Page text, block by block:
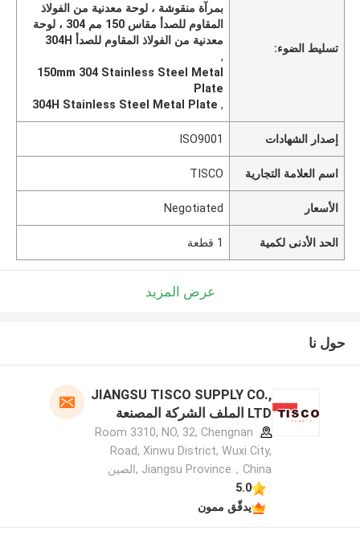
تسليط الضوء:
بمرآة منقوشة ، لوحة معدنية من الفولاذ
المقاوم للصدأ مقاس 150 مم 304 ، لوحة
معدنية من الفولاذ المقاوم للصدأ 304H
,
150mm 304 Stainless Steel Metal
Plate
,
304H Stainless Steel Metal Plate
إصدار الشهادات ISO9001
اسم العلامة التجارية TISCO
الأسعار Negotiated
الحد الأدنى لكمية 1 قطعة
عرض المزيد
حول نا
JIANGSU TISCO SUPPLY CO.,
LTD الملف الشركة المصنعة
Room 3310, NO, 32, Chengnan
Road, Xinwu District, Wuxi City,
Jiangsu Province，China ,الصين
5.0
يدقّق ممون